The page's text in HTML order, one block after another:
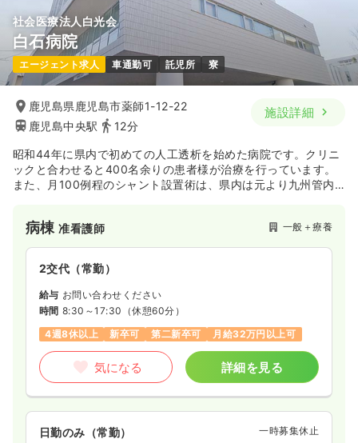
社会医療法人白光会
白石病院
エージェント求人 車通勤可 託児所 寮
鹿児島県鹿児島市薬師1-12-22
鹿児島中央駅
12分
施設詳細
昭和44年に県内で初めての人工透析を始めた病院です。クリニ
ックと合わせると400名余りの患者様が治療を行っています。
また、月100例程のシャント設置術は、県内は元より九州管内
病棟准看護師 一般＋療養
2交代（常勤）
給与 お問い合わせください
時間 8:30～17:30 （休憩60分）
4週8休以上
新卒可 第二新卒可 月給32万円以上可
気になる 詳細を見る
日勤のみ（常勤） 一時募集休止